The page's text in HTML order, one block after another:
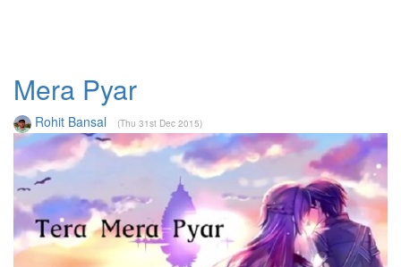
Mera Pyar
Rohit Bansal (Thu 31st Dec 2015)